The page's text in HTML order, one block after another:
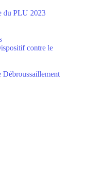
du PLU 2023
contre le
Débroussaillement